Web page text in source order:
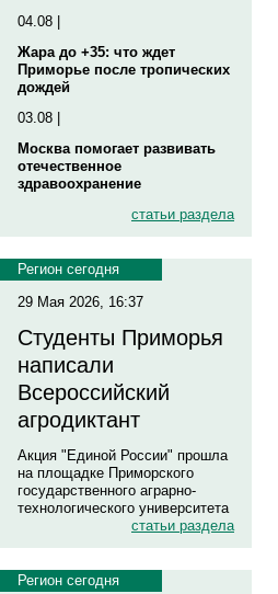
04.08 |
Жара до +35: что ждет
Приморье после тропических
дождей
03.08 |
Москва помогает развивать
отечественное
здравоохранение
статьи раздела
Регион сегодня
29 Мая 2026, 16:37
Студенты Приморья
написали
Всероссийский
агродиктант
Акция "Единой России" прошла
на площадке Приморского
государственного аграрно-
технологического университета
статьи раздела
Регион сегодня